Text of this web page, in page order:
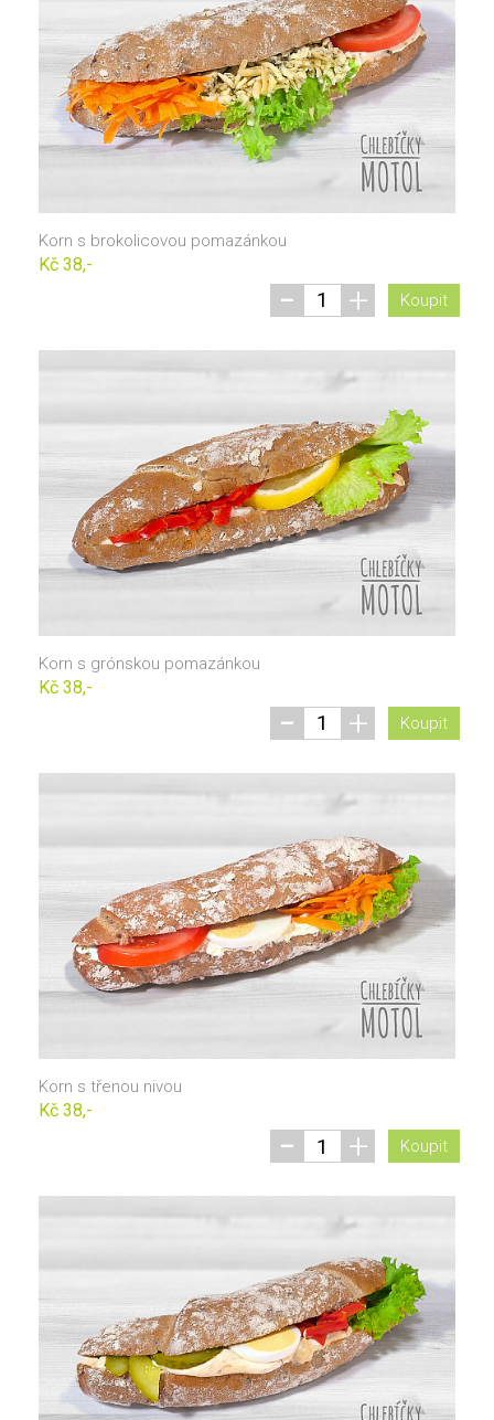
Korn s brokolicovou pomazánkou
Kč 38,-
- + Koupit
Korn s grónskou pomazánkou
Kč 38,-
- + Koupit
Korn s třenou nivou
Kč 38,-
- + Koupit